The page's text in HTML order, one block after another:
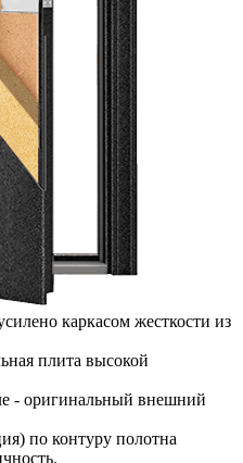
каркасом жесткости из
плита высокой
- оригинальный внешний
по контуру полотна